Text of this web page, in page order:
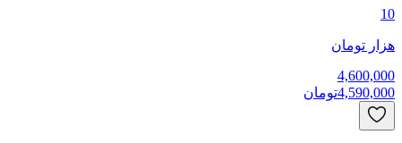
10
هزار تومان
4,600,000
4,590,000تومان